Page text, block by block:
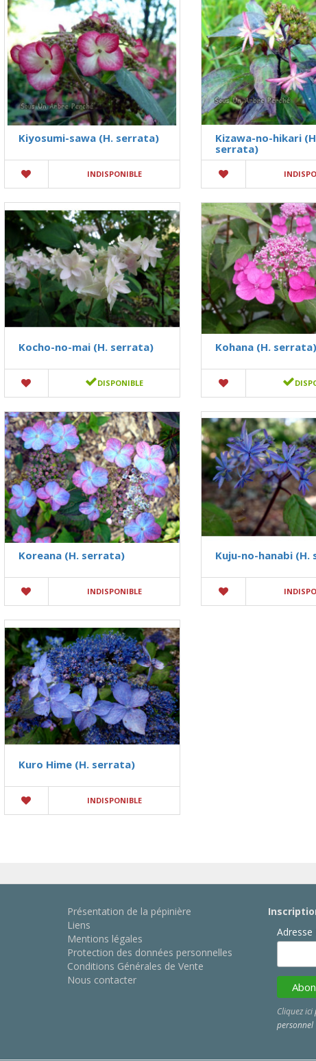
Kiyosumi-sawa (H. serrata)
INDISPONIBLE
Kizawa-no-hikari
serrata)
Kocho-no-mai (H. serrata)
DISPONIBLE
Kohana (H. serrata)
Koreana (H. serrata)
INDISPONIBLE
Kuju-no-hanabi (H.
Kuro Hime (H. serrata)
INDISPONIBLE
Présentation de la pépinière
Liens
Mentions légales
Protection des données personnelles
Conditions Générales de Vente
Nous contacter
Adresse
Cliquez ici
personnel